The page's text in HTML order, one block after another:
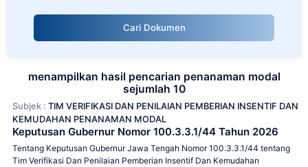
Cari Dokumen
menampilkan hasil pencarian penanaman modal
sejumlah 10
Subjek : TIM VERIFIKASI DAN PENILAIAN PEMBERIAN INSENTIF DAN
KEMUDAHAN PENANAMAN MODAL
Keputusan Gubernur Nomor 100.3.3.1/44 Tahun 2026
Tentang Keputusan Gubernur Jawa Tengah Nomor 100.3.3.1/44 tentang
Tim Verifikasi Dan Penilaian Pemberian Insentif Dan Kemudahan